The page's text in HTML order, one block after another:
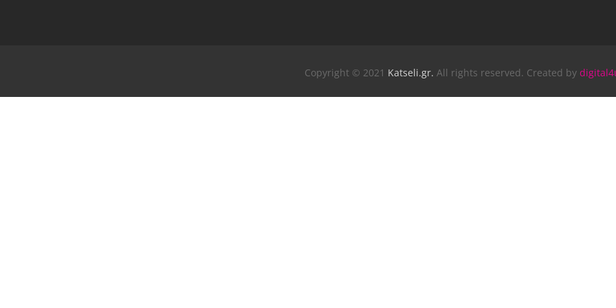
Copyright © 2021 Katseli.gr. All rights reserved. Created by